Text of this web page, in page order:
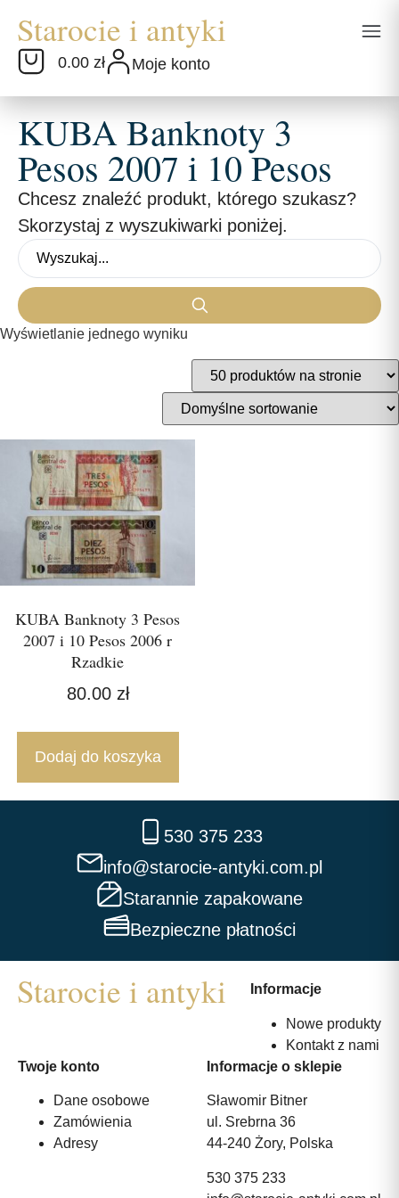
0.00 zł Moje konto
KUBA Banknoty 3
Pesos 2007 i 10 Pesos
Chcesz znaleźć produkt, którego szukasz?
Skorzystaj z wyszukiwarki poniżej.
Wyświetlanie jednego wyniku
KUBA Banknoty 3 Pesos
2007 i 10 Pesos 2006 r
Rzadkie
80.00 zł
Dodaj do koszyka
530 375 233
info@starocie-antyki.com.pl
Starannie zapakowane
Bezpieczne płatności
Informacje
Nowe produkty
Kontakt z nami
Twoje konto
Dane osobowe
Zamówienia
Adresy
Informacje o sklepie
Sławomir Bitner
ul. Srebrna 36
44-240 Żory, Polska
530 375 233